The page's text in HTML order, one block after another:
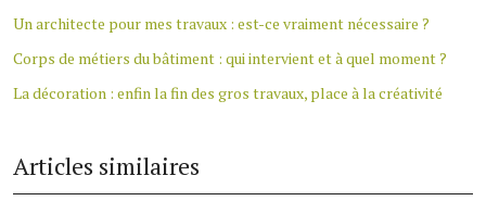
Un architecte pour mes travaux : est-ce vraiment nécessaire ?
Corps de métiers du bâtiment : qui intervient et à quel moment ?
La décoration : enfin la fin des gros travaux, place à la créativité
Articles similaires